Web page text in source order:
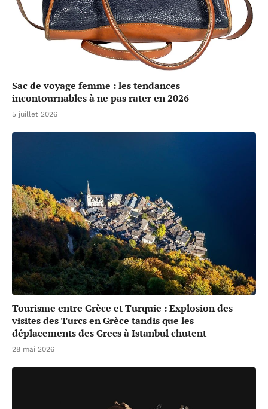
Sac de voyage femme : les tendances
incontournables à ne pas rater en 2026
5 juillet 2026
Tourisme entre Grèce et Turquie : Explosion des
visites des Turcs en Grèce tandis que les
déplacements des Grecs à Istanbul chutent
28 mai 2026